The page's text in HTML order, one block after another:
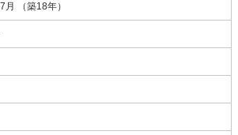
月 （築18年）